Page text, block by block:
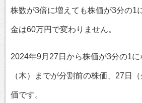
株数が3倍に増えても株価が3分の1
金は60万円で変わりません。
2024年9月27日から株価が3分の1に
（木）までが分割前の株価、27日
価です。